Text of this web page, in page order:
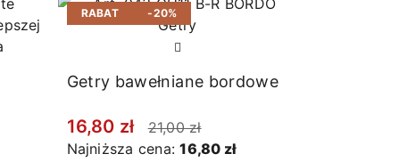
RABAT -20%
Getry bawełniane bordowe
16,80 zł
21,00 zł
Najniższa cena:16,80 zł